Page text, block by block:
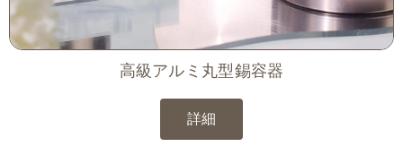
高級アルミ丸型錫容器
詳細